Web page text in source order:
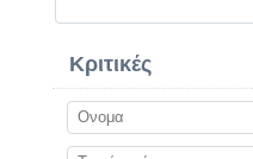
Κριτικές